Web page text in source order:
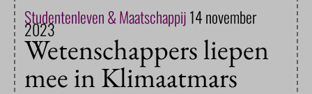
Studentenleven & Maatschappij14 november
2023
Wetenschappers liepen
mee in Klimaatmars